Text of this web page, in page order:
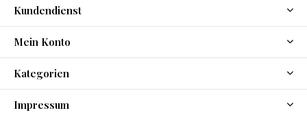
Kundendienst
Mein Konto
Kategorien
Impressum